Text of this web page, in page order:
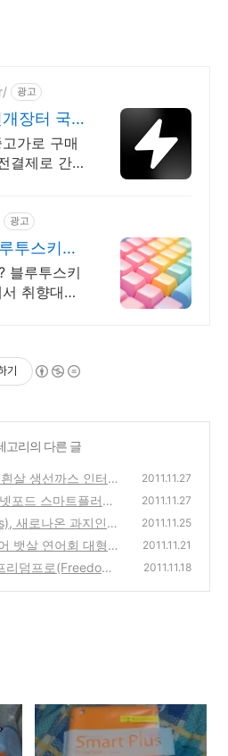
광고
장터 국
거래
가로 구매
결제로 간
광고
투스키보
늘의 특가
블루투스키
취향대로
기
고리의 다른 글
살 생선까스 인터넷
2011.11.27
포드 스마트플러스
커버(Apple Smart
2011.11.27
새로나온 과지인
(0)
2011.11.25
뱃살 연어회 대형마
2011.11.21
리덤프로(Freedom
2011.11.18